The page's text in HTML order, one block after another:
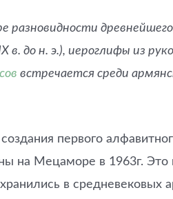
древнейшего
в. до н. э.), иероглифы из
встречается среди
первого
на Мецаморе в 1963г. Это
в средневековых